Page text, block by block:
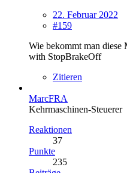
22. Februar 2022
#159
Wie bekommt man diese
with StopBrakeOff
Zitieren
MarcFRA
Kehrmaschinen-Steuerer
Reaktionen
37
Punkte
235